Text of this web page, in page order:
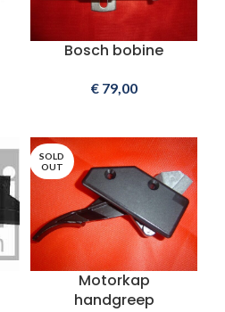
Bosch bobine
€79,00
SOLD
OUT
Motorkap
handgreep